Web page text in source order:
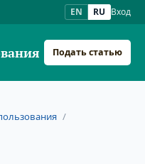
EN RU Вход
Подать статью
/